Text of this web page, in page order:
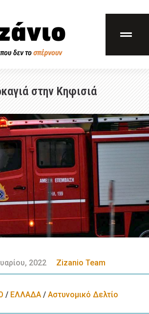
στην Κηφισιά
2022 Zizanio Team
/ ΕΛΛΑΔA / Αστυνομικό Δελτίο